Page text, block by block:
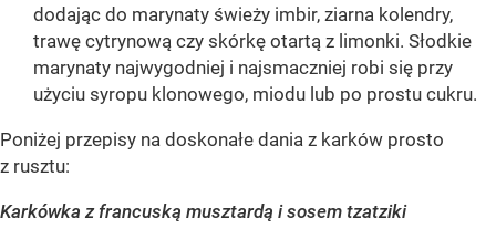
dodając do marynaty świeży imbir, ziarna kolendry,
trawę cytrynową czy skórkę otartą z limonki. Słodkie
marynaty najwygodniej i najsmaczniej robi się przy
użyciu syropu klonowego, miodu lub po prostu cukru.
Poniżej przepisy na doskonałe dania z karków prosto
z rusztu:
Karkówka z francuską musztardą i sosem tzatziki